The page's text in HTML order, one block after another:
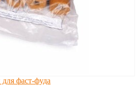
фаст-фуда